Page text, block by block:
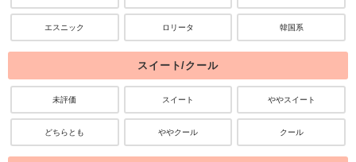
エスニック ロリータ 韓国系
スイート/クール
未評価 スイート ややスイート
どちらとも ややクール クール